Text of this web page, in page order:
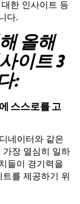
한 인사이트 등
다.
올해
이트 3
:
스스로를 고
네이터와 같은
가장 열심히 일하
들이 경기력을
를 제공하기 위